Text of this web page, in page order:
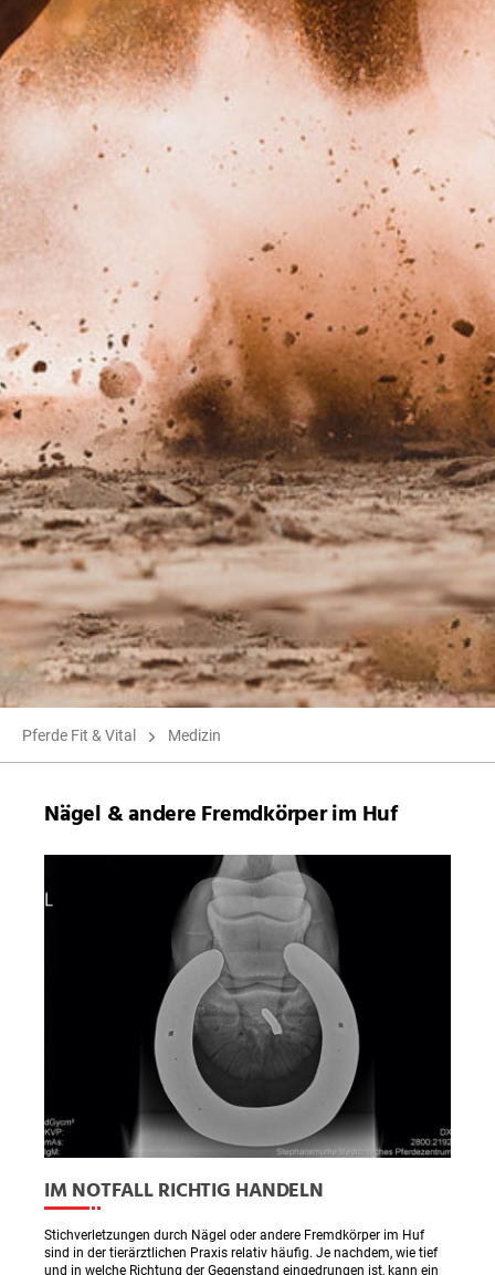
Pferde Fit & Vital Medizin
Nägel & andere Fremdkörper im Huf
IM NOTFALL RICHTIG HANDELN
Stichverletzungen durch Nägel oder andere Fremdkörper im Huf
sind in der tierärztlichen Praxis relativ häufig. Je nachdem, wie tief
und in welche Richtung der Gegenstand eingedrungen ist, kann ein